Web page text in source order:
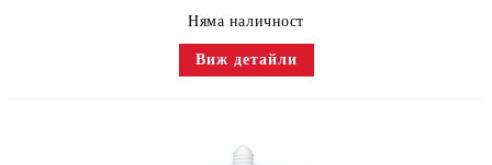
Няма наличност
Виж детайли